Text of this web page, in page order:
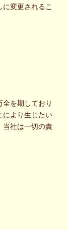
変更されるこ
を期しており
により生じたい
当社は一切の責